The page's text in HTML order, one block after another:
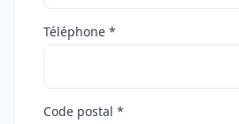
Téléphone *
Code postal *